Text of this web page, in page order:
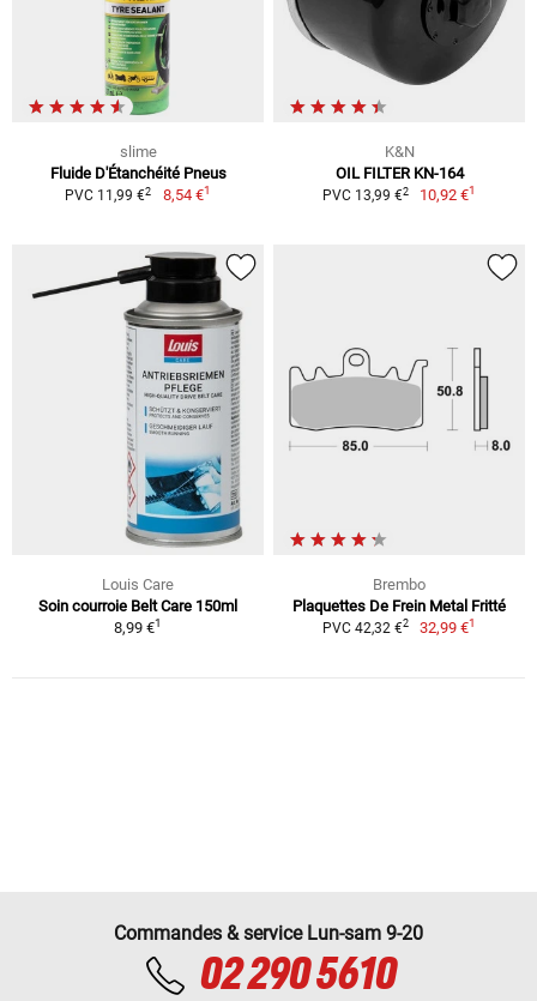
slime
Fluide D'Étanchéité Pneus
PVC 11,99 €2 8,54 €1
K&N
OIL FILTER KN-164
PVC 13,99 €2 10,92 €1
Louis Care
Soin courroie Belt Care 150ml
8,99 €1
Brembo
Plaquettes De Frein Metal Fritté
PVC 42,32 €2 32,99 €1
Commandes & service Lun-sam 9-20
02 290 5610